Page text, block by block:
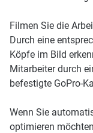
Filmen Sie die
Durch eine
Köpfe im Bild
Mitarbeiter durch
befestigte GoPro-
Wenn Sie
optimieren